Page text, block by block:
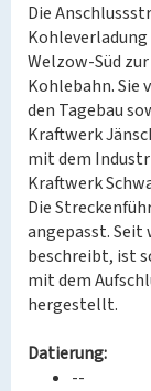
Die
Kohleverladung
Welzow-Süd
Kohlebahn. Sie
den Tagebau
Kraftwerk
mit dem
Kraftwerk
Die
angepasst. Seit
beschreibt, ist
mit dem
hergestellt.
Datierung:
--